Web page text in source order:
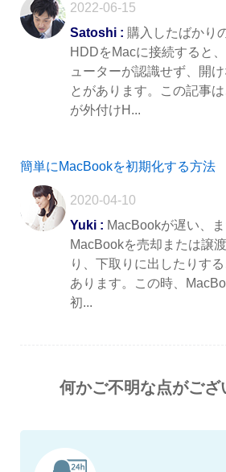
2022-06-15
Satoshi : 購入したばかり
HDDをMacに接続すると
ューターが認識せず、開け
とがあります。この記事
が外付けH...
簡単にMacBookを初期化する方法
2020-04-10
Yuki : MacBookが遅い、
MacBookを売却または譲
り、下取りに出したりす
あります。この時、
初...
何かご不明な点がござ